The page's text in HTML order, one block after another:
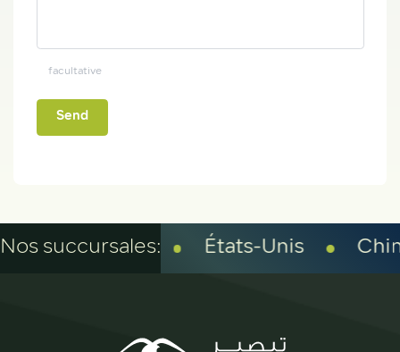
facultative
Nos succursales:
États-Unis Chine